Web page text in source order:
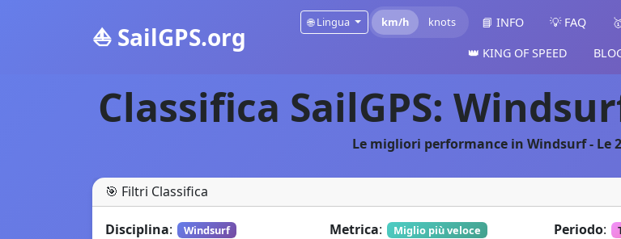
⛵ SailGPS.org 🌐Lingua km/h knots 📘 INFO 💡 FAQ
👑 KING OF SPEED
Classifica SailGPS:
Le migliori performance in Windsurf - Le
🎯 Filtri Classifica
Disciplina: Windsurf Metrica: Miglio più veloce Periodo: